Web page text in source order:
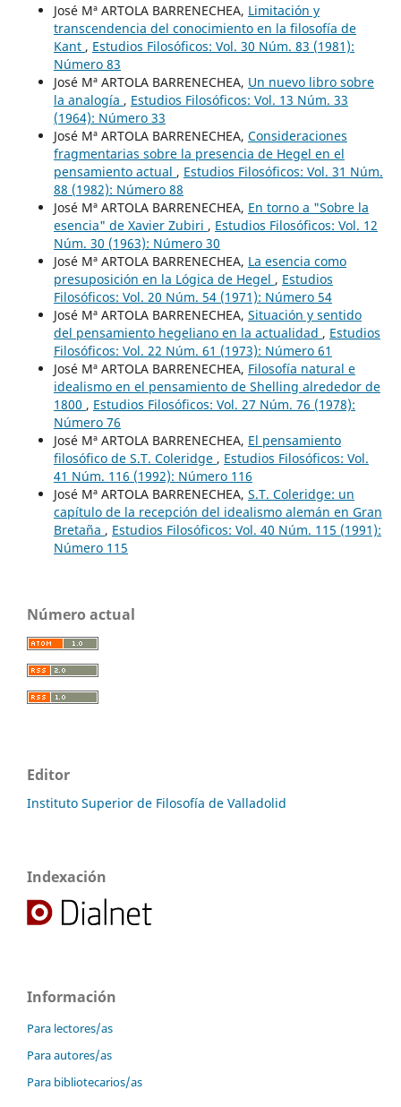
José Mª ARTOLA BARRENECHEA, Limitación y
transcendencia del conocimiento en la filosofía de
Kant , Estudios Filosóficos: Vol. 30 Núm. 83 (1981):
Número 83
José Mª ARTOLA BARRENECHEA, Un nuevo libro sobre
la analogía , Estudios Filosóficos: Vol. 13 Núm. 33
(1964): Número 33
José Mª ARTOLA BARRENECHEA, Consideraciones
fragmentarias sobre la presencia de Hegel en el
pensamiento actual , Estudios Filosóficos: Vol. 31 Núm.
88 (1982): Número 88
José Mª ARTOLA BARRENECHEA, En torno a "Sobre la
esencia" de Xavier Zubiri , Estudios Filosóficos: Vol. 12
Núm. 30 (1963): Número 30
José Mª ARTOLA BARRENECHEA, La esencia como
presuposición en la Lógica de Hegel , Estudios
Filosóficos: Vol. 20 Núm. 54 (1971): Número 54
José Mª ARTOLA BARRENECHEA, Situación y sentido
del pensamiento hegeliano en la actualidad , Estudios
Filosóficos: Vol. 22 Núm. 61 (1973): Número 61
José Mª ARTOLA BARRENECHEA, Filosofía natural e
idealismo en el pensamiento de Shelling alrededor de
1800 , Estudios Filosóficos: Vol. 27 Núm. 76 (1978):
Número 76
José Mª ARTOLA BARRENECHEA, El pensamiento
filosófico de S.T. Coleridge , Estudios Filosóficos: Vol.
41 Núm. 116 (1992): Número 116
José Mª ARTOLA BARRENECHEA, S.T. Coleridge: un
capítulo de la recepción del idealismo alemán en Gran
Bretaña , Estudios Filosóficos: Vol. 40 Núm. 115 (1991):
Número 115
Número actual
Editor
Instituto Superior de Filosofía de Valladolid
Indexación
Información
Para lectores/as
Para autores/as
Para bibliotecarios/as